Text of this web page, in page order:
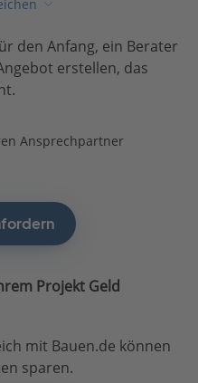
den Anfang, ein Berater
erstellen, das
Ansprechpartner
Projekt Geld
mit Bauen.de können
sparen.